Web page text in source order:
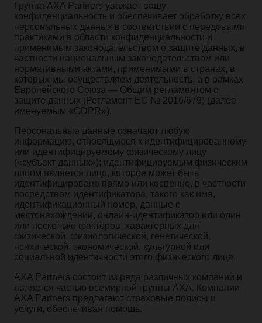
Группа AXA Partners уважает вашу
конфиденциальность и обеспечивает обработку всех
персональных данных в соответствии с передовыми
практиками в области конфиденциальности и
применимым законодательством о защите данных, в
частности национальным законодательством или
нормативными актами, применимыми в странах, в
которых мы осуществляем деятельность, а в рамках
Европейского Союза — Общим регламентом о
защите данных (Регламент ЕС № 2016/679) (далее
именуемым «GDPR»).
Персональные данные означают любую
информацию, относящуюся к идентифицированному
или идентифицируемому физическому лицу
(«субъект данных»); идентифицируемым физическим
лицом является лицо, которое может быть
идентифицировано прямо или косвенно, в частности
посредством идентификатора, такого как имя,
идентификационный номер, данные о
местонахождении, онлайн-идентификатор или один
или несколько факторов, характерных для
физической, физиологической, генетической,
психической, экономической, культурной или
социальной идентичности этого физического лица.
AXA Partners состоит из ряда различных компаний и
является частью всемирной группы AXA. Компании
AXA Partners предлагают страховые полисы и
услуги, обеспечивая помощь.